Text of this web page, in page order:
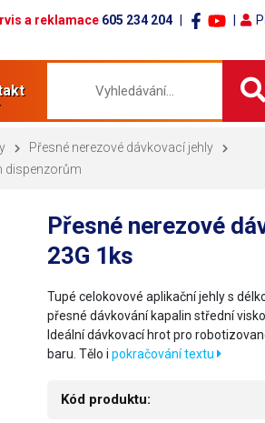
a reklamace 605 234 204
Přesné nerezové dávkovací jehly
dispenzorům
Přesné nerezové
23G 1ks
Tupé celokovové aplikační jehly s
přesné dávkování kapalin střední
Ideální dávkovací hrot pro
baru. Tělo ipokračování textu
Kód produktu: